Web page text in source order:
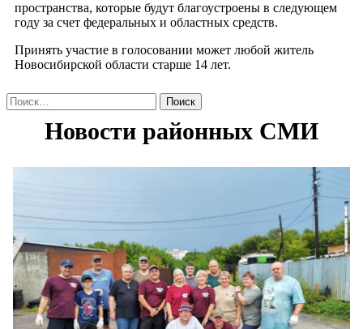
пространства, которые будут благоустроены в следующем
году за счет федеральных и областных средств.
Принять участие в голосовании может любой житель
Новосибирской области старше 14 лет.
Найти: